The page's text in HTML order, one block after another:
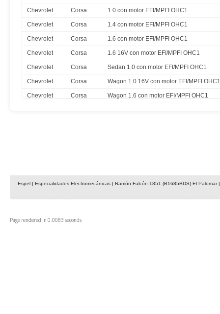
Chevrolet Corsa 1.0 con motor EFI/MPFI OHC1
Chevrolet Corsa 1.4 con motor EFI/MPFI OHC1
Chevrolet Corsa 1.6 con motor EFI/MPFI OHC1
Chevrolet Corsa 1.6 16V con motor EFI/MPFI OHC1
Chevrolet Corsa Sedan 1.0 con motor EFI/MPFI OHC1
Chevrolet Corsa Wagon 1.0 16V con motor EFI/MPFI OHC1
Chevrolet Corsa Wagon 1.6 con motor EFI/MPFI OHC1
Espel | Especialidades Electromecánicas | Ramón Falcón 1851 (B1685BDS) El
Page rendered in 0.0083 seconds